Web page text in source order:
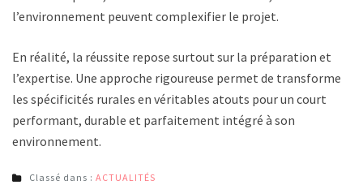
l’environnement peuvent complexifier le projet.
En réalité, la réussite repose surtout sur la préparation et
l’expertise. Une approche rigoureuse permet de transformer
les spécificités rurales en véritables atouts pour un court
performant, durable et parfaitement intégré à son
environnement.
Classé dans : ACTUALITÉS